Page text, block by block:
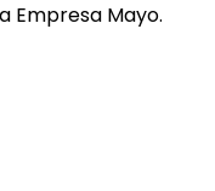
Empresa Mayo.